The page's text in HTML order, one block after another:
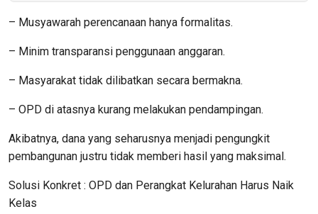
– Musyawarah perencanaan hanya formalitas.
– Minim transparansi penggunaan anggaran.
– Masyarakat tidak dilibatkan secara bermakna.
– OPD di atasnya kurang melakukan pendampingan.
Akibatnya, dana yang seharusnya menjadi pengungkit
pembangunan justru tidak memberi hasil yang maksimal.
Solusi Konkret : OPD dan Perangkat Kelurahan Harus Naik
Kelas